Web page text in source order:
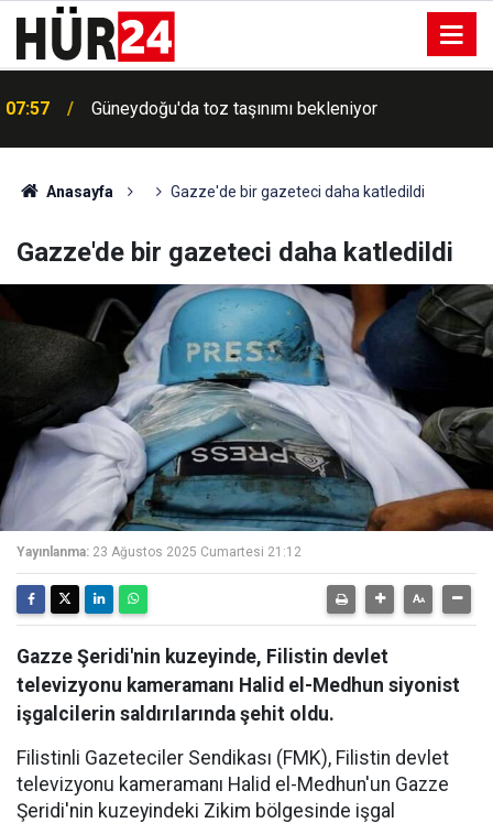
07:57 Güneydoğu'da toz taşınımı bekleniyor
Anasayfa Gazze'de bir gazeteci daha katledildi
Gazze'de bir gazeteci daha katledildi
Yayınlanma: 23 Ağustos 2025 Cumartesi 21:12
Gazze Şeridi'nin kuzeyinde, Filistin devlet
televizyonu kameramanı Halid el-Medhun siyonist
işgalcilerin saldırılarında şehit oldu.
Filistinli Gazeteciler Sendikası (FMK), Filistin devlet
televizyonu kameramanı Halid el-Medhun'un Gazze
Şeridi'nin kuzeyindeki Zikim bölgesinde işgal